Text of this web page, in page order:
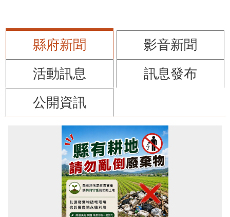
縣府新聞
影音新聞
活動訊息
訊息發布
公開資訊